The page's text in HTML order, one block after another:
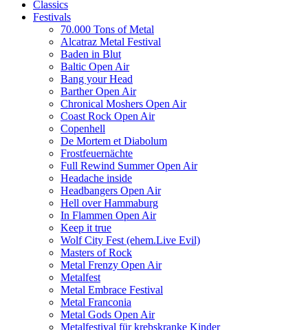
Classics
Festivals
70.000 Tons of Metal
Alcatraz Metal Festival
Baden in Blut
Baltic Open Air
Bang your Head
Barther Open Air
Chronical Moshers Open Air
Coast Rock Open Air
Copenhell
De Mortem et Diabolum
Frostfeuernächte
Full Rewind Summer Open Air
Headache inside
Headbangers Open Air
Hell over Hammaburg
In Flammen Open Air
Keep it true
Wolf City Fest (ehem.Live Evil)
Masters of Rock
Metal Frenzy Open Air
Metalfest
Metal Embrace Festival
Metal Franconia
Metal Gods Open Air
Metalfestival für krebskranke Kinder